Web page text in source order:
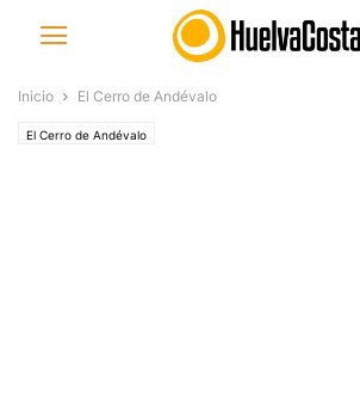
Inicio El Cerro de Andévalo
El Cerro de Andévalo